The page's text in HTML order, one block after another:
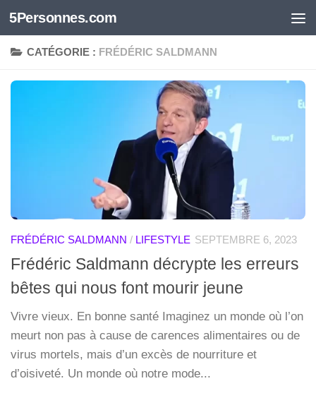
Skip to content
5Personnes.com
CATÉGORIE : FRÉDÉRIC SALDMANN
FRÉDÉRIC SALDMANN / LIFESTYLE SEPTEMBRE 6, 2023
Frédéric Saldmann décrypte les erreurs
bêtes qui nous font mourir jeune
Vivre vieux. En bonne santé Imaginez un monde où l’on
meurt non pas à cause de carences alimentaires ou de
virus mortels, mais d’un excès de nourriture et
d’oisiveté. Un monde où notre mode...